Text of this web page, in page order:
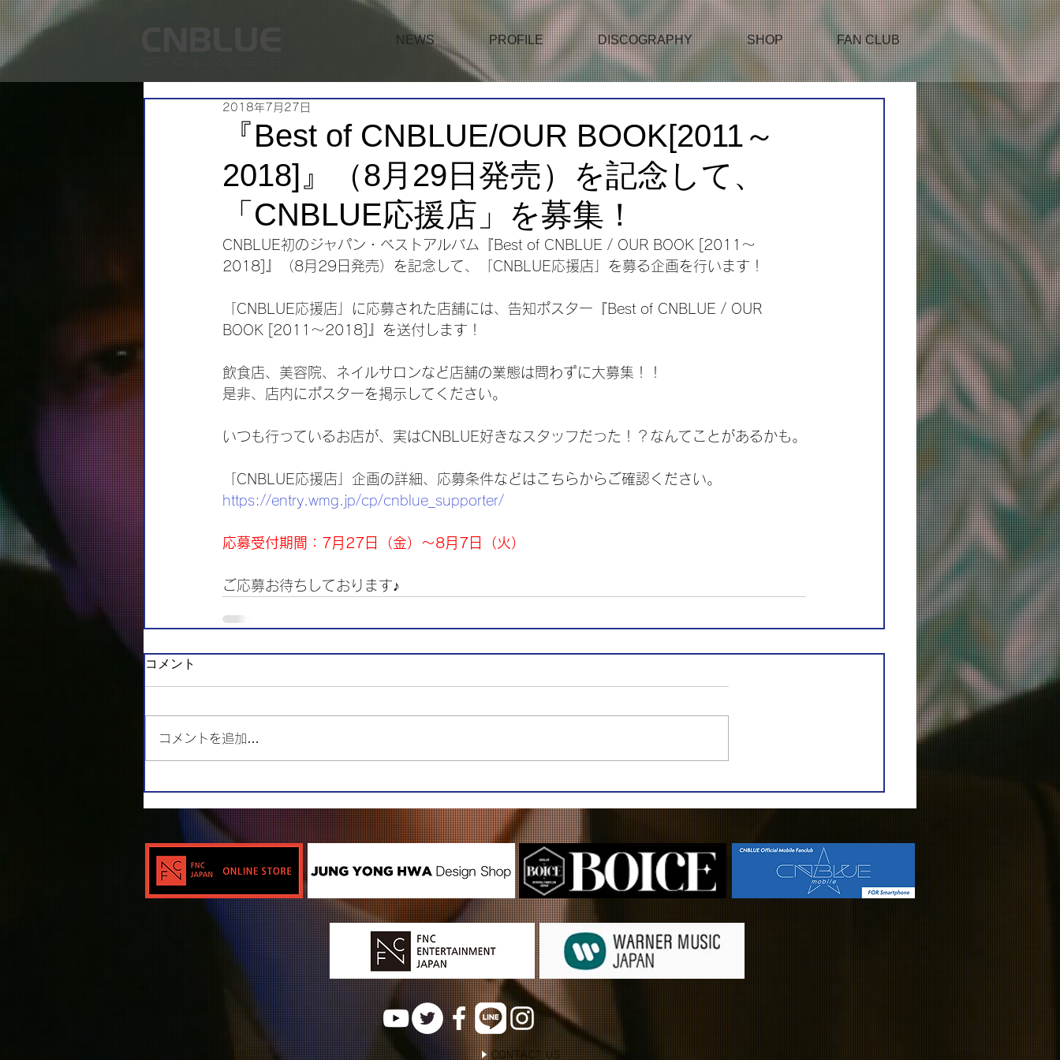
NEWS PROFILE DISCOGRAPHY SHOP FAN CLUB
『Best of CNBLUE/OUR BOOK[2011～
2018]』（8月29日発売）を記念して、
「CNBLUE応援店」を募集！
2018年7月27日
CNBLUE初のジャパン・ベストアルバム『Best of CNBLUE / OUR BOOK [2011～
2018]』（8月29日発売）を記念して、「CNBLUE応援店」を募る企画を行います！
「CNBLUE応援店」に応募された店舗には、告知ポスター『Best of CNBLUE / OUR
BOOK [2011～2018]』を送付します！
飲食店、美容院、ネイルサロンなど店舗の業態は問わずに大募集！！
是非、店内にポスターを掲示してください。
いつも行っているお店が、実はCNBLUE好きなスタッフだった！？なんてことがあるかも。
「CNBLUE応援店」企画の詳細、応募条件などはこちらからご確認ください。
https://entry.wmg.jp/cp/cnblue_supporter/
応募受付期間：7月27日（金）～8月7日（火）
ご応募お待ちしております♪
コメント
コメントを追加…
CONTACT US